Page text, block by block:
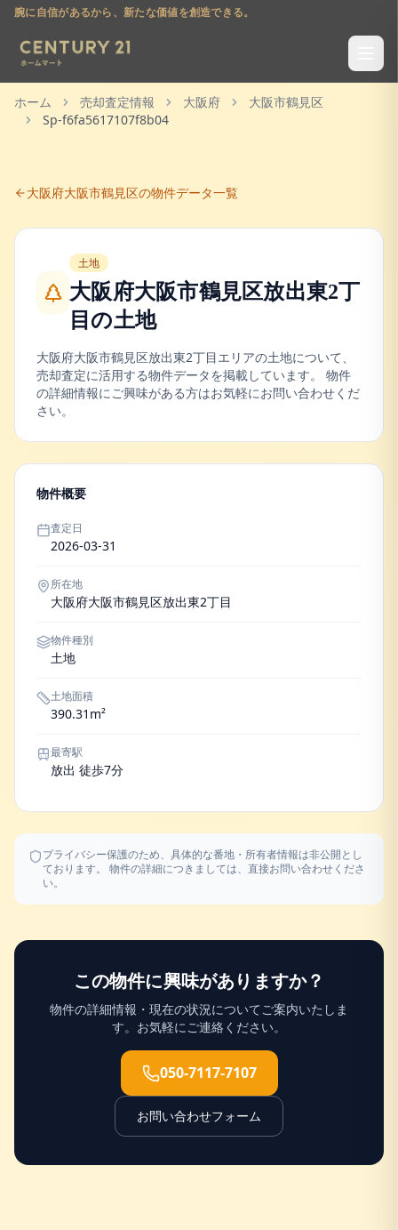
腕に自信があるから、新たな価値を創造できる。
ホーム 売却査定情報 大阪府
大阪市鶴見区
Sp-f6fa5617107f8b04
大阪府大阪市鶴見区の物件データ一覧
土地
大阪府大阪市鶴見区放出東2丁
目 の土地
大阪府大阪市鶴見区放出東2丁目エリアの土地について、
売却査定に活用する物件データを掲載しています。 物件
の詳細情報にご興味がある方はお気軽にお問い合わせくだ
さい。
物件概要
査定日
2026-03-31
所在地
大阪府大阪市鶴見区放出東2丁目
物件種別
土地
土地面積
390.31m²
最寄駅
放出 徒歩7分
プライバシー保護のため、具体的な番地・所有者情報は非公開とし
ております。 物件の詳細につきましては、直接お問い合わせくださ
い。
この物件に興味がありますか？
物件の詳細情報・現在の状況についてご案内いたしま
す。お気軽にご連絡ください。
050-7117-7107
お問い合わせフォーム